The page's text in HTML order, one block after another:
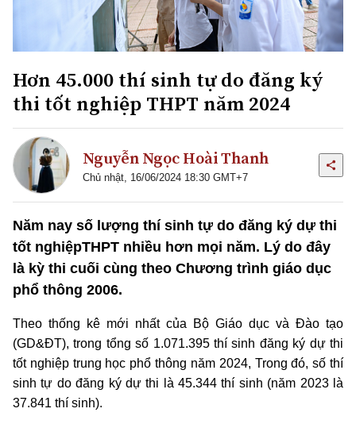
Hơn 45.000 thí sinh tự do đăng ký
thi tốt nghiệp THPT năm 2024
Nguyễn Ngọc Hoài Thanh
Chủ nhật, 16/06/2024 18:30 GMT+7
Năm nay số lượng thí sinh tự do đăng ký dự thi
tốt nghiệpTHPT nhiều hơn mọi năm. Lý do đây
là kỳ thi cuối cùng theo Chương trình giáo dục
phổ thông 2006.
Theo thống kê mới nhất của Bộ Giáo dục và Đào tạo
(GD&ĐT), trong tổng số 1.071.395 thí sinh đăng ký dự thi
tốt nghiệp trung học phổ thông năm 2024, Trong đó, số thí
sinh tự do đăng ký dự thi là 45.344 thí sinh (năm 2023 là
37.841 thí sinh).